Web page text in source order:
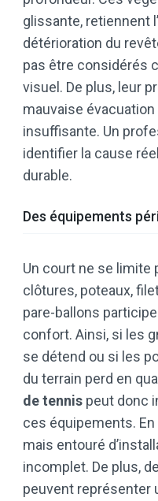
glissante, retiennent
détérioration du
pas être considérés
visuel. De plus, leur
mauvaise évacuation
insuffisante. Un
identifier la cause
durable.
Des équipements
Un court ne se limite
clôtures, poteaux,
pare-ballons
confort. Ainsi, si les
se détend ou si les
du terrain perd en
de tennis peut donc
ces équipements.
mais entouré
incomplet. De plus,
peuvent représenter